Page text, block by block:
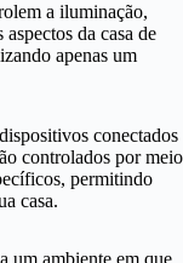
a iluminação,
da casa de
apenas um
conectados
controlados por meio
permitindo
casa.
um ambiente em que